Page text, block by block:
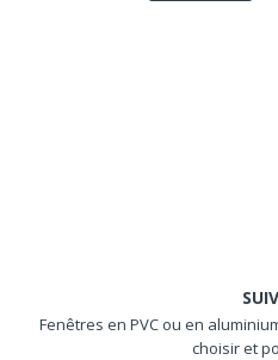
Fenêtres en PVC ou en
choisir et